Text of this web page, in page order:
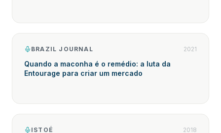
BRAZIL JOURNAL 2021
Quando a maconha é o remédio: a luta da
Entourage para criar um mercado
ISTOÉ 2018